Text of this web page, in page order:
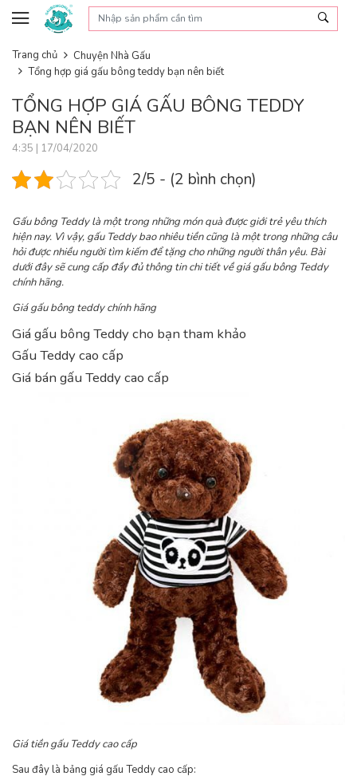
Skip to content
Trang chủ
Chuyện Nhà Gấu
Tổng hợp giá gấu bông teddy bạn nên biết
TỔNG HỢP GIÁ GẤU BÔNG TEDDY
BẠN NÊN BIẾT
4:35 | 17/04/2020
2/5 - (2 bình chọn)
Gấu bông Teddy là một trong những món quà được giới trẻ yêu thích
hiện nay. Vì vậy, gấu Teddy bao nhiêu tiền cũng là một trong những câu
hỏi được nhiều người tìm kiếm để tặng cho những người thân yêu. Bài
dưới đây sẽ cung cấp đầy đủ thông tin chi tiết về giá gấu bông Teddy
chính hãng.
Giá gấu bông teddy chính hãng
Giá gấu bông Teddy cho bạn tham khảo
Gấu Teddy cao cấp
Giá bán gấu Teddy cao cấp
Giá tiền gấu Teddy cao cấp
Sau đây là bảng giá gấu Teddy cao cấp: